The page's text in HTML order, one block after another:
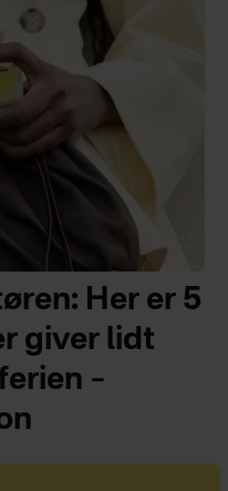
Her er 5
giver lidt
–